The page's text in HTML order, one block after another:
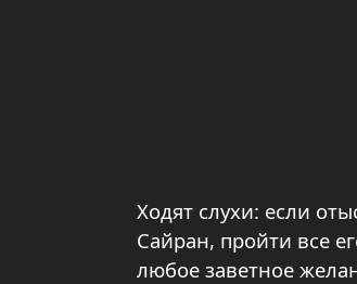
Ходят слухи: если
Сайран, пройти все
любое заветное